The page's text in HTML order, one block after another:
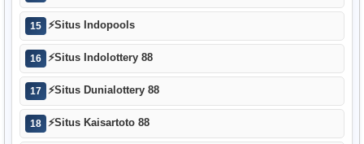
15 ⚡Situs Indopools
16 ⚡Situs Indolottery 88
17 ⚡Situs Dunialottery 88
18 ⚡Situs Kaisartoto 88